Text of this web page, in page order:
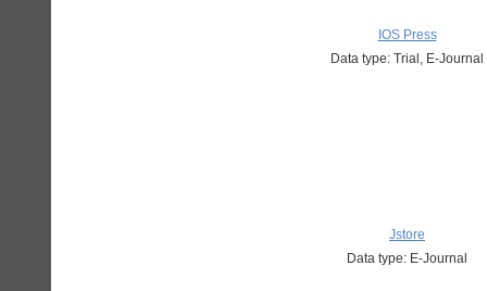
IOS Press
Data type: Trial, E-Journal
Jstore
Data type: E-Journal